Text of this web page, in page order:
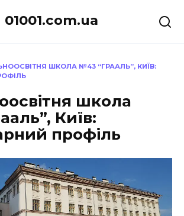
01001.com.ua
ШКОЛА №43 “ГРААЛЬ”, КИЇВ:
школа
Київ:
профіль